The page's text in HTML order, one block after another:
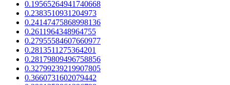
0.19565264941740668
0.2383510931204973
0.24147475868998136
0.2611964348964755
0.27955584607660977
0.2813511275364201
0.28179809496758856
0.32799239219907805
0.3660731602079442